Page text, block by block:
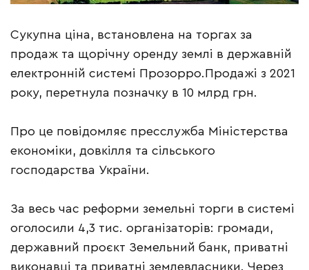
Сукупна ціна, встановлена на торгах за
продаж та щорічну оренду землі в державній
електронній системі Прозорро.Продажі з 2021
року, перетнула позначку в 10 млрд грн.
Про це повідомляє пресслужба Міністерства
економіки, довкілля та сільського
господарства України.
За весь час реформи земельні торги в системі
оголосили 4,3 тис. організаторів: громади,
державний проєкт Земельний банк, приватні
виконавці та приватні землевласники. Через